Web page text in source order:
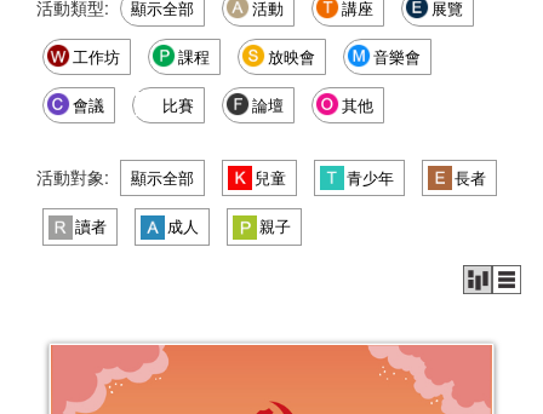
活動類型: 顯示全部 活動 講座 展覽
工作坊 課程 放映會 音樂會
會議 比賽 論壇 其他
活動對象: 顯示全部 兒童 青少年 長者
讀者 成人 親子